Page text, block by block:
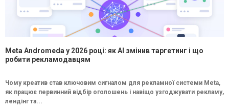
Meta Andromeda у 2026 році: як AI змінив таргетинг і що
робити рекламодавцям
Чому креатив став ключовим сигналом для рекламної системи Meta,
як працює первинний відбір оголошень і навіщо узгоджувати рекламу,
лендінг та...